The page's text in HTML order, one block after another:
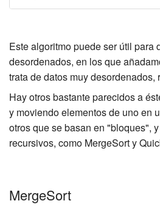
Este algoritmo puede ser útil para
desordenados, en los que
trata de datos muy desordenados,
Hay otros bastante parecidos a
y moviendo elementos de uno en
otros que se basan en "bloques",
recursivos, como MergeSort y
MergeSort